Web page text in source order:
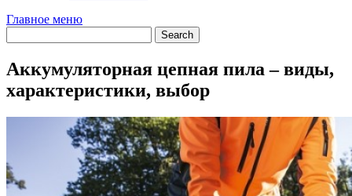
Главное меню
Аккумуляторная цепная пила – виды,
характеристики, выбор